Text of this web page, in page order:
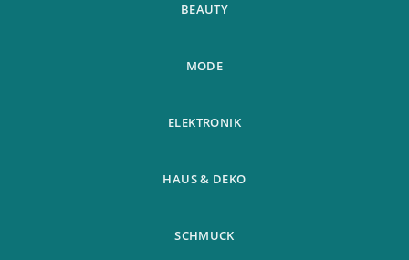
BEAUTY
MODE
ELEKTRONIK
HAUS & DEKO
SCHMUCK
Atmungsaktive
Weiche
Fur Frauen